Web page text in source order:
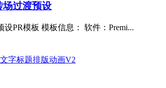
场过渡预设
PR模板 模板信息： 软件：Premi...